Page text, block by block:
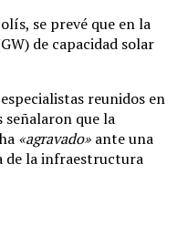
se prevé que en la
de capacidad solar
reunidos en
señalaron que la
«agravado» ante una
de la infraestructura